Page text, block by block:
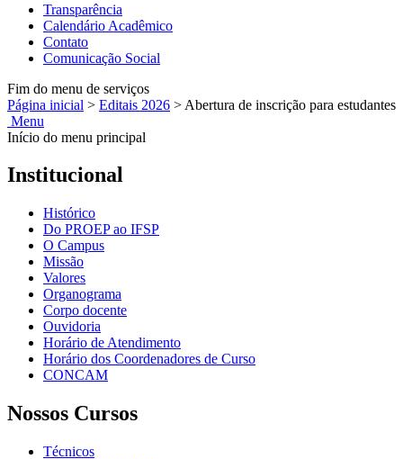
Transparência
Calendário Acadêmico
Contato
Comunicação Social
Fim do menu de serviços
Página inicial > Editais 2026 > Abertura de inscrição para estudantes
Menu
Início do menu principal
Institucional
Histórico
Do PROEP ao IFSP
O Campus
Missão
Valores
Organograma
Corpo docente
Ouvidoria
Horário de Atendimento
Horário dos Coordenadores de Curso
CONCAM
Nossos Cursos
Técnicos